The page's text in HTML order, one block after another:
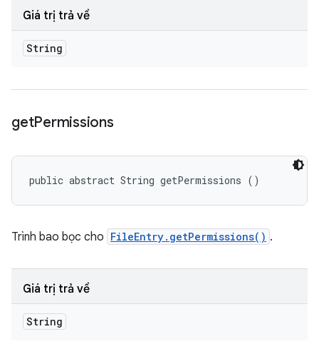
Giá trị trả về
String
getPermissions
public abstract String getPermissions ()
Trình bao bọc cho FileEntry.getPermissions() .
Giá trị trả về
String